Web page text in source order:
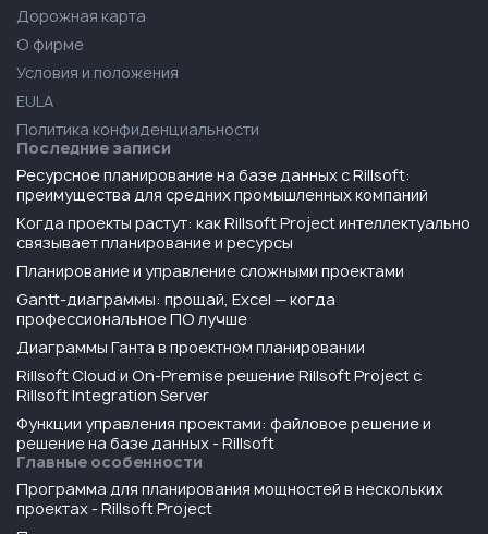
Дорожная карта
О фирме
Условия и положения
EULA
Политика конфиденциальности
Последние записи
Ресурсное планирование на базе данных с Rillsoft:
преимущества для средних промышленных компаний
Когда проекты растут: как Rillsoft Project интеллектуально
связывает планирование и ресурсы
Планирование и управление сложными проектами
Gantt-диаграммы: прощай, Excel — когда
профессиональное ПО лучше
Диаграммы Ганта в проектном планировании
Rillsoft Cloud и On-Premise решение Rillsoft Project с
Rillsoft Integration Server
Функции управления проектами: файловое решение и
решение на базе данных - Rillsoft
Главные особенности
Программа для планирования мощностей в нескольких
проектах - Rillsoft Project